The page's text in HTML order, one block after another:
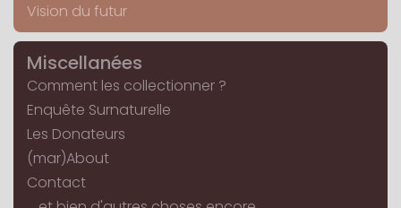
Vision du futur
Miscellanées
Comment les collectionner ?
Enquête Surnaturelle
Les Donateurs
(mar)About
Contact